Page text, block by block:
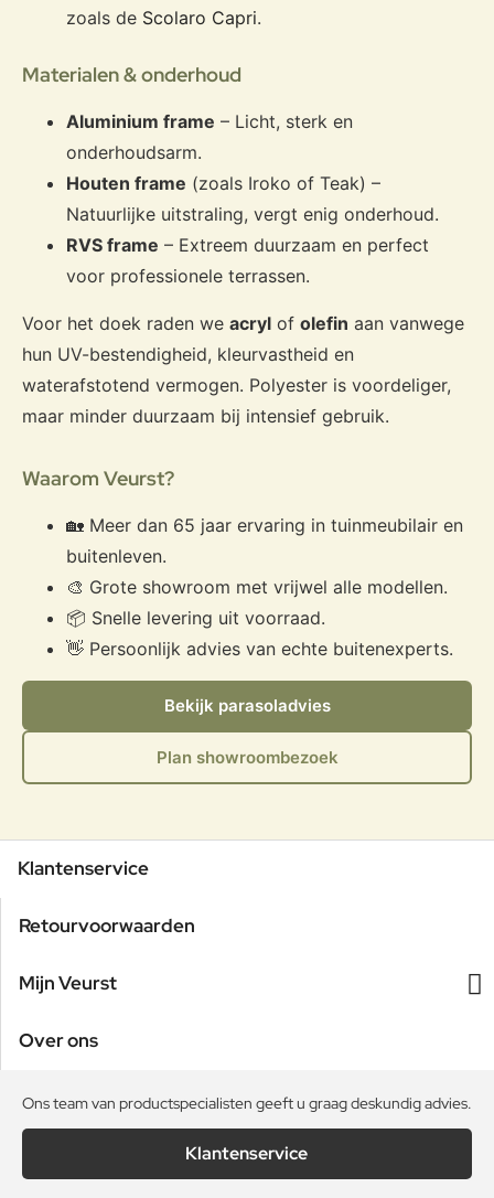
zoals de Scolaro Capri.
Materialen & onderhoud
Aluminium frame – Licht, sterk en
onderhoudsarm.
Houten frame (zoals Iroko of Teak) –
Natuurlijke uitstraling, vergt enig onderhoud.
RVS frame – Extreem duurzaam en perfect
voor professionele terrassen.
Voor het doek raden we acryl of olefin aan vanwege
hun UV-bestendigheid, kleurvastheid en
waterafstotend vermogen. Polyester is voordeliger,
maar minder duurzaam bij intensief gebruik.
Waarom Veurst?
🏡 Meer dan 65 jaar ervaring in tuinmeubilair en
buitenleven.
🎨 Grote showroom met vrijwel alle modellen.
📦 Snelle levering uit voorraad.
👋 Persoonlijk advies van echte buitenexperts.
Bekijk parasoladvies
Plan showroombezoek
Klantenservice
Retourvoorwaarden
Mijn Veurst
Over ons
Ons team van productspecialisten geeft u graag deskundig advies.
Klantenservice